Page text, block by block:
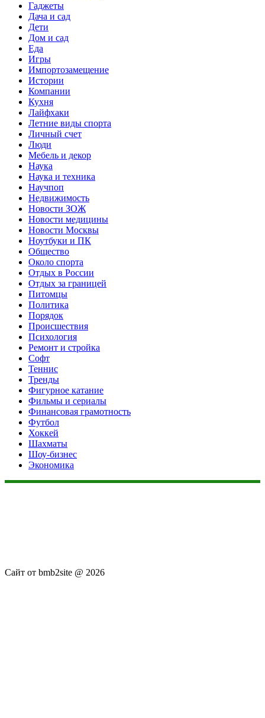
Гаджеты
Дача и сад
Дети
Дом и сад
Еда
Игры
Импортозамещение
Истории
Компании
Кухня
Лайфхаки
Летние виды спорта
Личный счет
Люди
Мебель и декор
Наука
Наука и техника
Научпоп
Недвижимость
Новости ЗОЖ
Новости медицины
Новости Москвы
Ноутбуки и ПК
Общество
Около спорта
Отдых в России
Отдых за границей
Питомцы
Политика
Порядок
Происшествия
Психология
Ремонт и стройка
Софт
Теннис
Тренды
Фигурное катание
Фильмы и сериалы
Финансовая грамотность
Футбол
Хоккей
Шахматы
Шоу-бизнес
Экономика
Сайт от bmb2site @ 2026